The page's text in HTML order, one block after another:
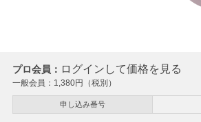
プロ会員： ログインして価格を見る
一般会員： 1,380円（税別）
申し込み番号